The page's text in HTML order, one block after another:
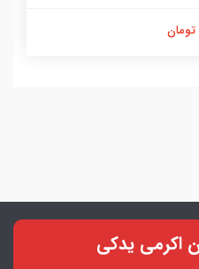
اکرمی یدکی